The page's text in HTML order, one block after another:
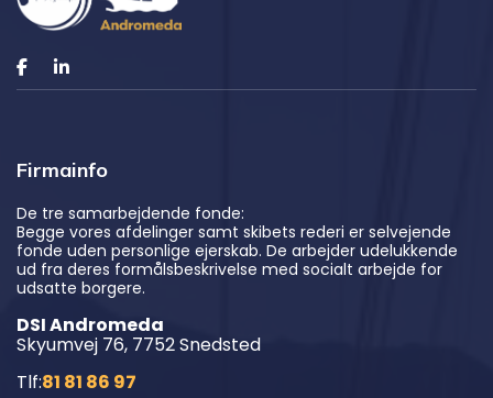
Firmainfo
De tre samarbejdende fonde:
Begge vores afdelinger samt skibets rederi er selvejende
fonde uden personlige ejerskab. De arbejder udelukkende
ud fra deres formålsbeskrivelse med socialt arbejde for
udsatte borgere.
DSI Andromeda
Skyumvej 76, 7752 Snedsted
Tlf:81 81 86 97